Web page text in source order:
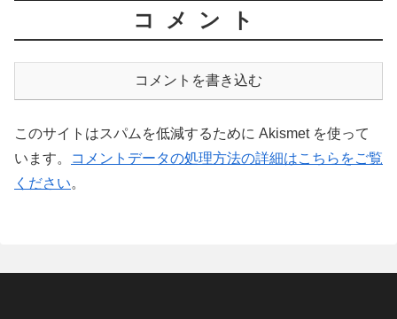
コメント
コメントを書き込む
このサイトはスパムを低減するために Akismet を使って
います。
コメントデータの処理方法の詳細はこちらをご覧
ください。